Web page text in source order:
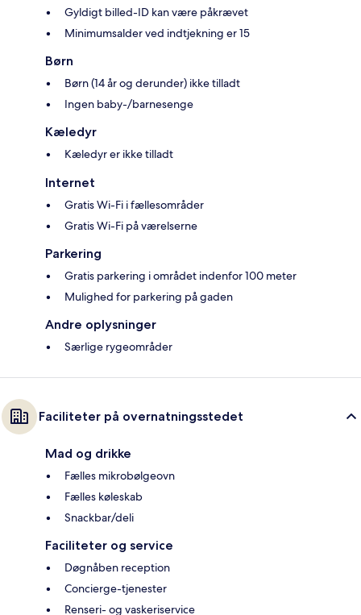
Gyldigt billed-ID kan være påkrævet
Minimumsalder ved indtjekning er 15
Børn
Børn (14 år og derunder) ikke tilladt
Ingen baby-/barnesenge
Kæledyr
Kæledyr er ikke tilladt
Internet
Gratis Wi-Fi i fællesområder
Gratis Wi-Fi på værelserne
Parkering
Gratis parkering i området indenfor 100 meter
Mulighed for parkering på gaden
Andre oplysninger
Særlige rygeområder
Faciliteter på overnatningsstedet
Mad og drikke
Fælles mikrobølgeovn
Fælles køleskab
Snackbar/deli
Faciliteter og service
Døgnåben reception
Concierge-tjenester
Renseri- og vaskeriservice